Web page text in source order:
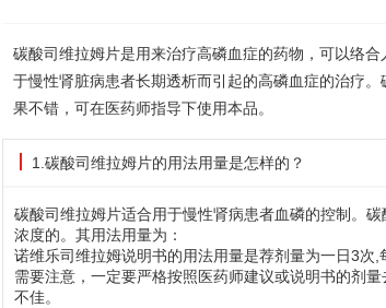
碳酸司维拉姆片是用来治疗高磷血症的药物，可以络
于慢性肾脏病患者长期透析而引起的高磷血症的治疗
果不错，可在医药师指导下使用本品。
1.碳酸司维拉姆片的用法用量是怎样的？
碳酸司维拉姆片适合用于慢性肾病患者血磷的控制。
浓度的。其用法用量为：
诺维乐司维拉姆说明书的用法用量是荐剂量为一日3
需要注意，一定要严格按照医药师建议或说明书的剂
不佳。